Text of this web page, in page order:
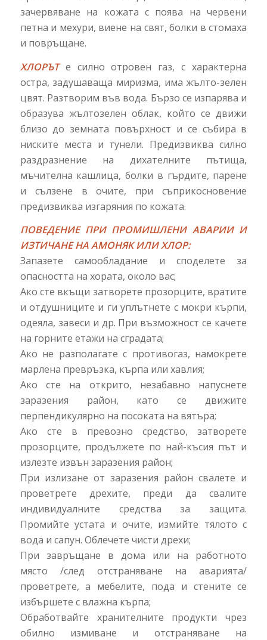
зачервяване на кожата с поява на червени
петна и мехури, виене на свят, болки в стомаха
и повръщане.
ХЛОРЪТ е силно отровен газ, с характерна
остра, задушаваща миризма, има жълто-зелен
цвят. Разтворим във вода. Бързо се изпарява и
образува жълтозелен облак, който се движи
близо до земната повърхност и се събира в
ниските места и тунели. Предизвиква силно
раздразнение на дихателните пътища,
мъчителна кашлица, болки в гърдите, парене
и сълзене в очите, при съприкосновение
предизвиква изгаряния по кожата.
ПОВЕДЕНИЕ ПРИ ПРОМИШЛЕНИ АВАРИИ И
ИЗТИЧАНЕ НА АМОНЯК ИЛИ ХЛОР:
Запазете самообладание и споделете за
опасността на хората, около вас;
Ако сте вкъщи затворете прозорците, вратите
и отдушниците и ги уплътнете с мокри кърпи,
одеяла, завеси и др. При възможност се качете
на горните етажи на сградата;
Ако не разполагате с противогаз, намокрете
марлена превръзка, кърпа или хавлия;
Ако сте на открито, незабавно напуснете
заразения район, като се движите
перпендикулярно на посоката на вятъра;
Ако сте в превозно средство, затворете
прозорците, продължете по най-късия път и
излезте извън заразения район;
При излизане от заразения район свалете и
проветрете дрехите, преди да свалите
индивидуалните средства за защита.
Промийте устата и очите, измийте тялото с
вода и сапун. Облечете чисти дрехи;
При завръщане в дома или на работното
място /след отстраняване на аварията/
проветрете, а мебелите, пода и стените се
избършете с влажна кърпа;
Обработвайте хранителните продукти чрез
обилно измиване и отстраняване на